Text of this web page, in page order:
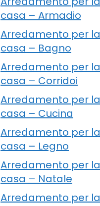
casa – Armadio
Arredamento per la
casa – Bagno
Arredamento per la
casa – Corridoi
Arredamento per la
casa – Cucina
Arredamento per la
casa – Legno
Arredamento per la
casa – Natale
Arredamento per la